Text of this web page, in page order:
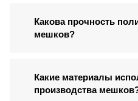
Какова прочность
мешков?
Какие материалы
производства